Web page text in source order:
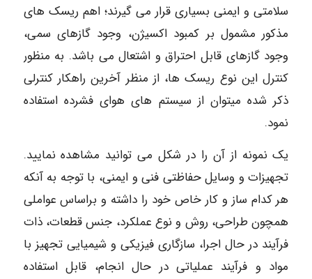
سلامتی و ایمنی بسیاری قرار می گیرند؛ اهم ریسک های
مذکور مشمول بر کمبود اکسیژن، وجود گازهای سمی،
وجود گازهای قابل احتراق و اشتعال می باشد. به منظور
کنترل این نوع ریسک ها، از منظر آخرین راهکار کنترلی
ذکر شده میتوان از سیستم های هوای فشرده استفاده
نمود.
یک نمونه از آن را در شکل می توانید مشاهده نمایید.
تجهیزات و وسایل حفاظتی فنی و ایمنی، با توجه به آنکه
هر کدام ساز و کار خاص خود را داشته و براساس عواملی
همچون طراحی، روش و نوع عملکرد، جنس قطعات، ذات
فرآیند در حال اجرا، سازگاری فیزیکی و شیمیایی تجهیز با
مواد و فرآیند عملیاتی در حال انجام، قابل استفاده